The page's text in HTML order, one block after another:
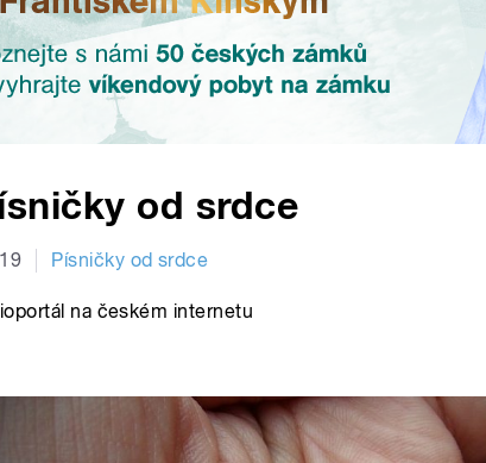
od srdce
Písničky od srdce
na českém internetu